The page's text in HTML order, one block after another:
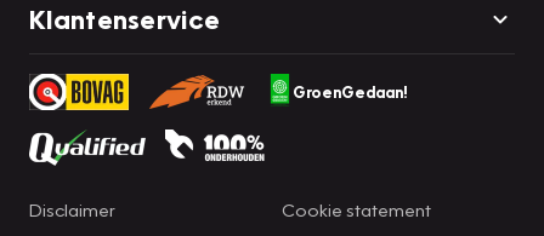
Klantenservice
GroenGedaan!
Disclaimer
Cookie statement